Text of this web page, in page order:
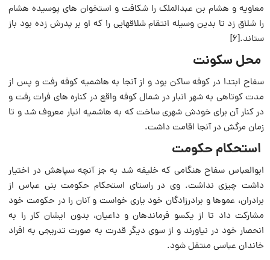
معاویه و هشام بن عبدالملک را شکافت و استخوان های پوسیده هشام
را شلاق زد تا بدین وسیله انتقام شلاقهایی را که او بر پدرش زده بود باز
ستاند.[۶]
محل سکونت
سفاح ابتدا در کوفه ساکن بود و از آنجا به ‌هاشمیه کوفه رفت و پس از
مدت کوتاهی به شهر انبار در شمال کوفه واقع در کناره های فرات رفت و
در کنار آن برای خودش شهری ساخت که به ‌هاشمیه انبار معروف شد و تا
زمان مرگش در آنجا اقامت داشت.
استحکام حکومت
ابوالعباس سفاح هنگامی که خلیفه شد به جز آنچه سپاهش در اختیار
داشت چیزی نداشت. وی در راستای استحکام حکومت بنی عباس از
برادران، عموها و برادرزادگان خود یاری خواست و آنان را در حکومت خود
مشارکت داد تا از یکسو فرماندهان و داعیان، بدون ایشان کار را به
انحصار خود در نیاورند و از سوی دیگر قدرت به صورت تدریجی به افراد
خاندان عباسی منتقل شود.